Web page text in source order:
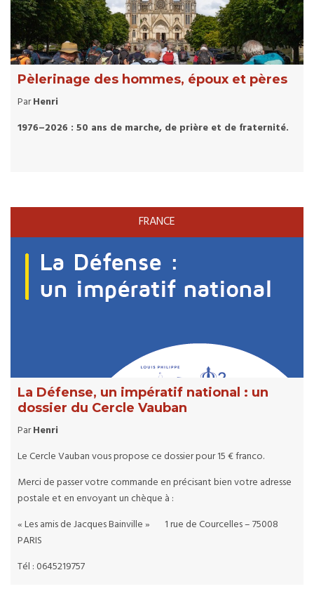
Pèlerinage des hommes, époux et pères
ParHenri
1976–2026 : 50 ans de marche, de prière et de fraternité.
FRANCE
La Défense, un impératif national : un
dossier du Cercle Vauban
ParHenri
Le Cercle Vauban vous propose ce dossier pour 15 € franco.
Merci de passer votre commande en précisant bien votre adresse
postale et en envoyant un chèque à :
« Les amis de Jacques Bainville » 1 rue de Courcelles – 75008
PARIS
Tél : 0645219757